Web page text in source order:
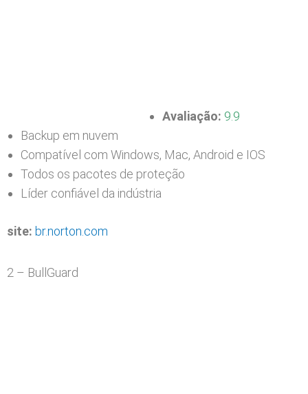
Avaliação: 9.9
Backup em nuvem
Compatível com Windows, Mac, Android e IOS
Todos os pacotes de proteção
Líder confiável da indústria
site: br.norton.com
2 – BullGuard